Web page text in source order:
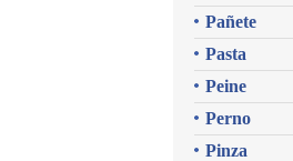
Pañete
Pasta
Peine
Perno
Pinza